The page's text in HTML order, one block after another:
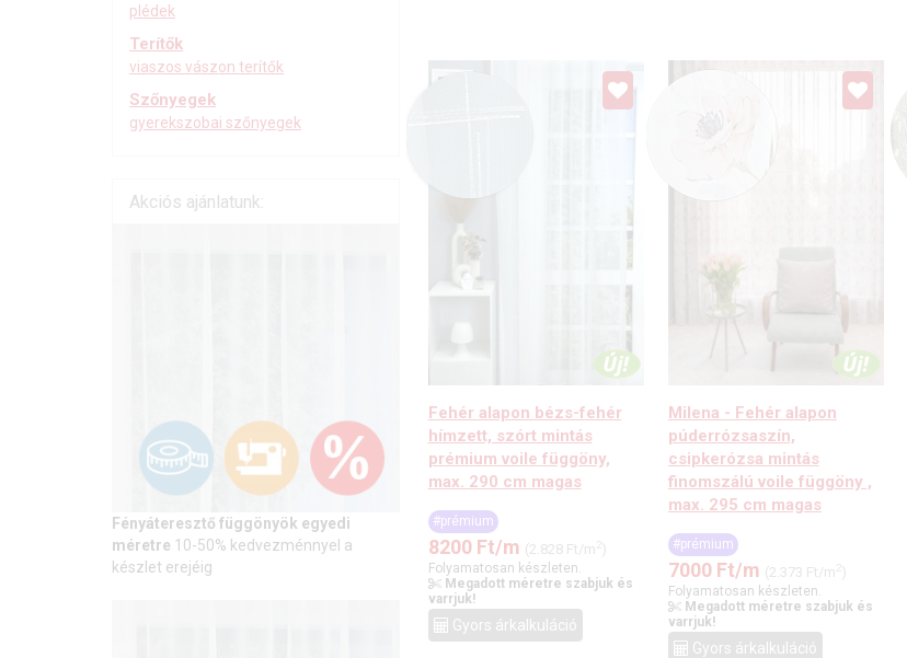
Fehér alapon bézs-fehér
hímzett, szórt mintás
prémium voile függöny,
max. 290 cm magas
#prémium
8200 Ft/m (2.828 Ft/m )
Folyamatosan készleten.
Megadott méretre szabjuk és
varrjuk!
Gyors árkalkuláció
Milena - Fehér alapon
púderrózsaszín,
csipkerózsa mintás
finomszálú voile függöny ,
max. 295 cm magas
#prémium
7000 Ft/m (2.373 Ft/m )
Folyamatosan készleten.
Megadott méretre szabjuk és
varrjuk!
Gyors árkalkuláció
plédek
Terítők
viaszos vászon terítők
Szőnyegek
gyerekszobai szőnyegek
Akciós ajánlatunk:
Fényáteresztő függönyök egyedi
méretre 10-50% kedvezménnyel a
készlet erejéig